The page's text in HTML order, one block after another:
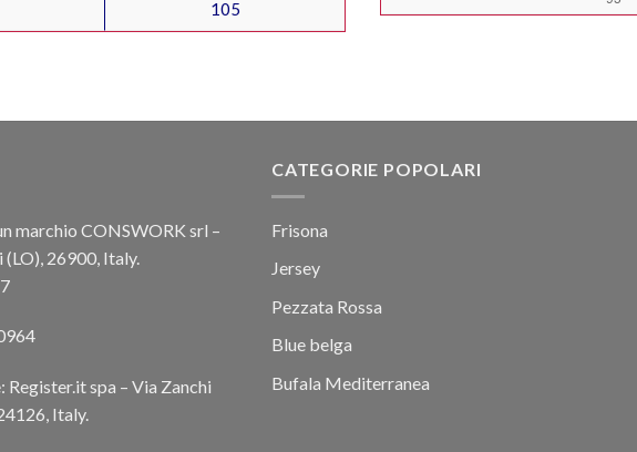
105
marchio CONSWORK srl –
26900, Italy.
spa – Via Zanchi
Italy.
CATEGORIE POPOLARI
Frisona
Jersey
Pezzata Rossa
Blue belga
Bufala Mediterranea